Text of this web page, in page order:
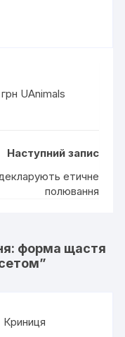
UAnimals
Наступний запис
етичне
полювання
форма щастя
”
Криниця